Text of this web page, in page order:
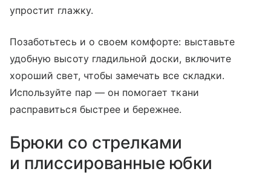
упростит глажку.
Позаботьтесь и о своем комфорте: выставьте
удобную высоту гладильной доски, включите
хороший свет, чтобы замечать все складки.
Используйте пар — он помогает ткани
расправиться быстрее и бережнее.
Брюки со стрелками
и плиссированные юбки